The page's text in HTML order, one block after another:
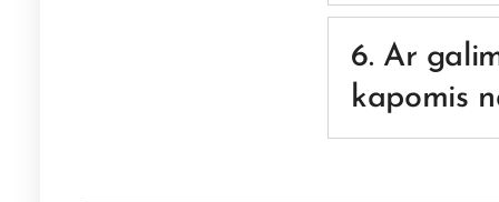
Ne, plombos,
vizitą pas
pakeistos
Taip pat verta
6. Ar
kapomis